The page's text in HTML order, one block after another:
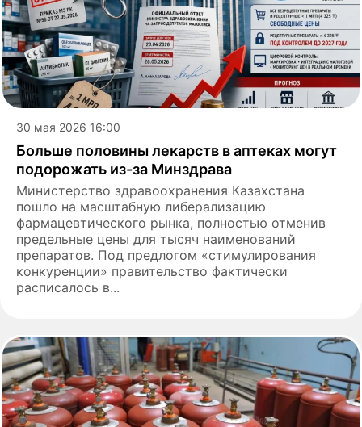
30 мая 2026 16:00
Больше половины лекарств в аптеках могут
подорожать из-за Минздрава
Министерство здравоохранения Казахстана
пошло на масштабную либерализацию
фармацевтического рынка, полностью отменив
предельные цены для тысяч наименований
препаратов. Под предлогом «стимулирования
конкуренции» правительство фактически
расписалось в...